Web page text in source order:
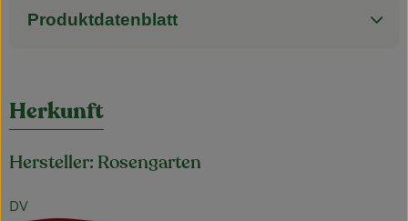
Produktdatenblatt
Herkunft
Hersteller: Rosengarten
DV